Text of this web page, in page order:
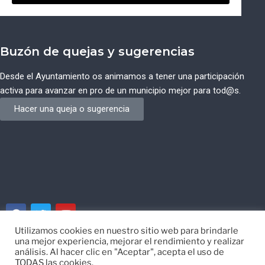
Buzón de quejas y sugerencias
Desde el Ayuntamiento os animamos a tener una participación
activa para avanzar en pro de un municipio mejor para tod@s.
Hacer una queja o sugerencia
© Ayuntamiento de Campos del Río de Murcia
Utilizamos cookies en nuestro sitio web para brindarle
una mejor experiencia, mejorar el rendimiento y realizar
análisis. Al hacer clic en "Aceptar", acepta el uso de
TODAS las cookies.